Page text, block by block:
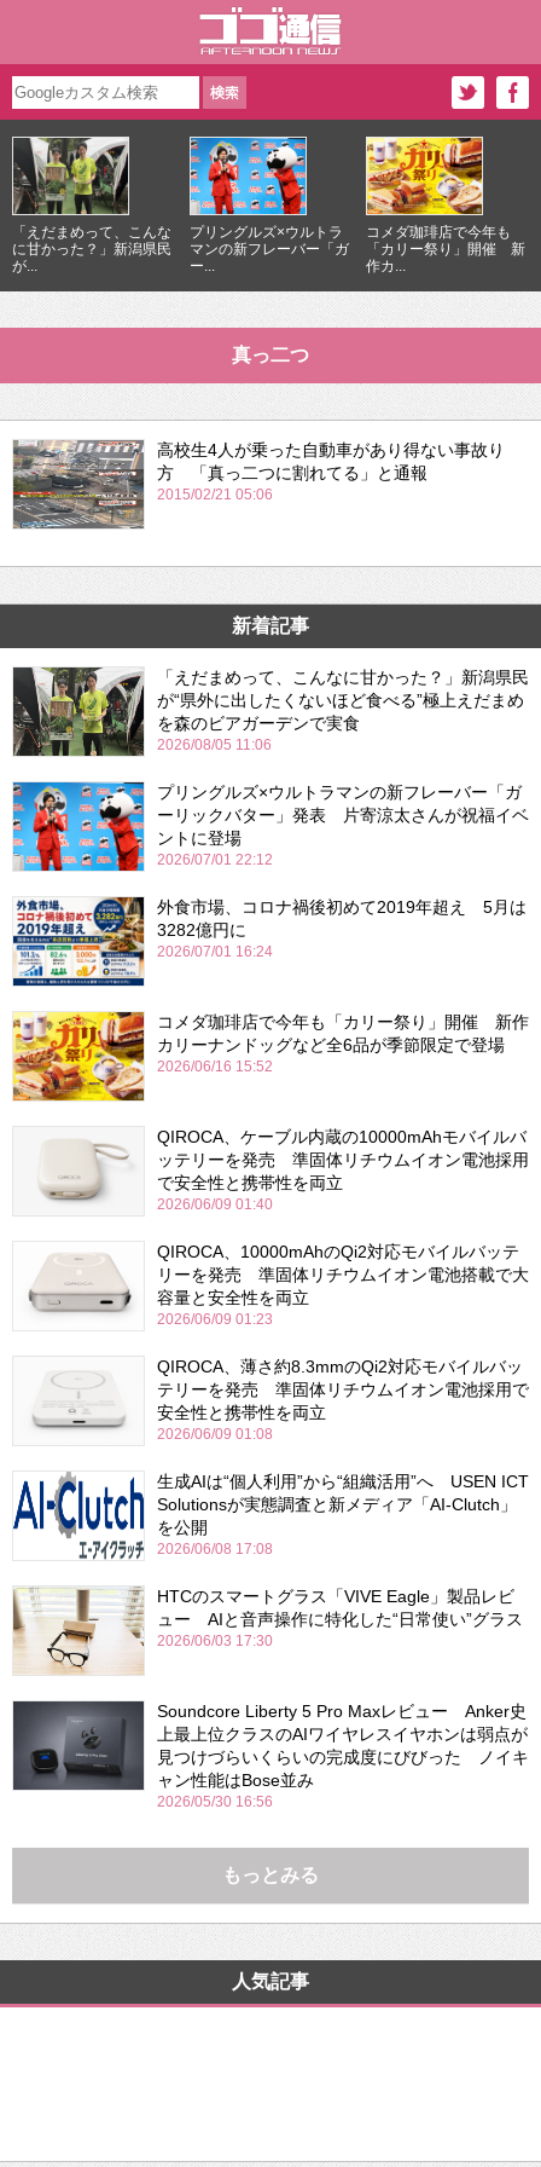
「えだまめって、こんな
に甘かった？」新潟県民
が...
プリングルズ×ウルトラ
マンの新フレーバー「ガ
ー...
コメダ珈琲店で今年も
「カリー祭り」開催 新
作カ...
真っ二つ
高校生4人が乗った自動車があり得ない事故り
方 「真っ二つに割れてる」と通報
2015/02/21 05:06
新着記事
「えだまめって、こんなに甘かった？」新潟県民
が“県外に出したくないほど食べる”極上えだまめ
を森のビアガーデンで実食
2026/08/05 11:06
プリングルズ×ウルトラマンの新フレーバー「ガ
ーリックバター」発表 片寄涼太さんが祝福イベ
ントに登場
2026/07/01 22:12
外食市場、コロナ禍後初めて2019年超え 5月は
3282億円に
2026/07/01 16:24
コメダ珈琲店で今年も「カリー祭り」開催 新作
カリーナンドッグなど全6品が季節限定で登場
2026/06/16 15:52
QIROCA、ケーブル内蔵の10000mAhモバイルバ
ッテリーを発売 準固体リチウムイオン電池採用
で安全性と携帯性を両立
2026/06/09 01:40
QIROCA、10000mAhのQi2対応モバイルバッテ
リーを発売 準固体リチウムイオン電池搭載で大
容量と安全性を両立
2026/06/09 01:23
QIROCA、薄さ約8.3mmのQi2対応モバイルバッ
テリーを発売 準固体リチウムイオン電池採用で
安全性と携帯性を両立
2026/06/09 01:08
生成AIは“個人利用”から“組織活用”へ USEN ICT
Solutionsが実態調査と新メディア「AI-Clutch」
を公開
2026/06/08 17:08
HTCのスマートグラス「VIVE Eagle」製品レビ
ュー AIと音声操作に特化した“日常使い”グラス
2026/06/03 17:30
Soundcore Liberty 5 Pro Maxレビュー Anker史
上最上位クラスのAIワイヤレスイヤホンは弱点が
見つけづらいくらいの完成度にびびった ノイキ
ャン性能はBose並み
2026/05/30 16:56
もっとみる
人気記事